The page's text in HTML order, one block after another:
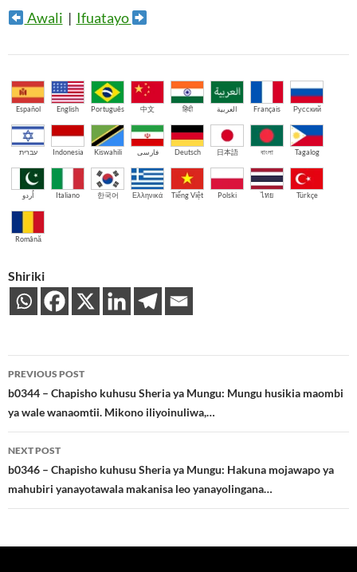
Awali | Ifuatayo
Español English Português 中文 हिंदी العربية Français Русский
עברית Indonesia Kiswahili فارسی Deutsch 日本語 বাংলা Tagalog
اُردو Italiano 한국어 Ελληνικά Tiếng Việt Polski ไทย Türkçe
Română
Shiriki
Post
navigation
PREVIOUS POST
b0344 – Chapisho kuhusu Sheria ya Mungu: Mungu husikia maombi
ya wale wanaomtii. Mikono iliyoinuliwa,…
NEXT POST
b0346 – Chapisho kuhusu Sheria ya Mungu: Hakuna mojawapo ya
mahubiri yanayotawala makanisa leo yanayolingana…